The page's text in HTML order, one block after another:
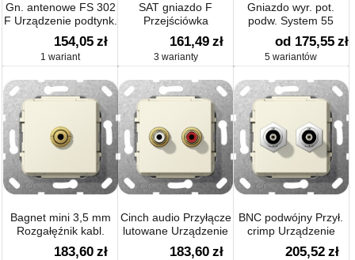
Gn. antenowe FS 302
F Urządzenie podtynk.
154,05 zł
1 wariant
SAT gniazdo F
Przejściówka
Urządzenie podtynk.
161,49 zł
3 warianty
Gniazdo wyr. pot.
podw. System 55
od 175,55 zł
5 wariantów
Bagnet mini 3,5 mm
Rozgałęźnik kabl.
Urządzenie podtynk.
183,60 zł
Cinch audio Przyłącze
lutowane Urządzenie
podtynk.
183,60 zł
BNC podwójny Przył.
crimp Urządzenie
podtynk.
205,52 zł